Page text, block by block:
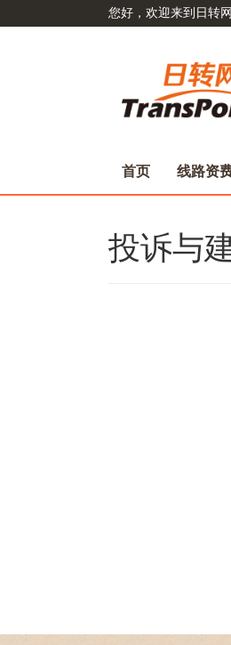
您好，欢迎来到日转
首页 线路资
投诉与